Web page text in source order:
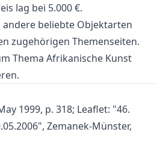
lag bei 5.000 €.
andere beliebte Objektarten
zugehörigen Themenseiten.
Thema Afrikanische Kunst
1999, p. 318; Leaflet: "46.
Zemanek-Münster,